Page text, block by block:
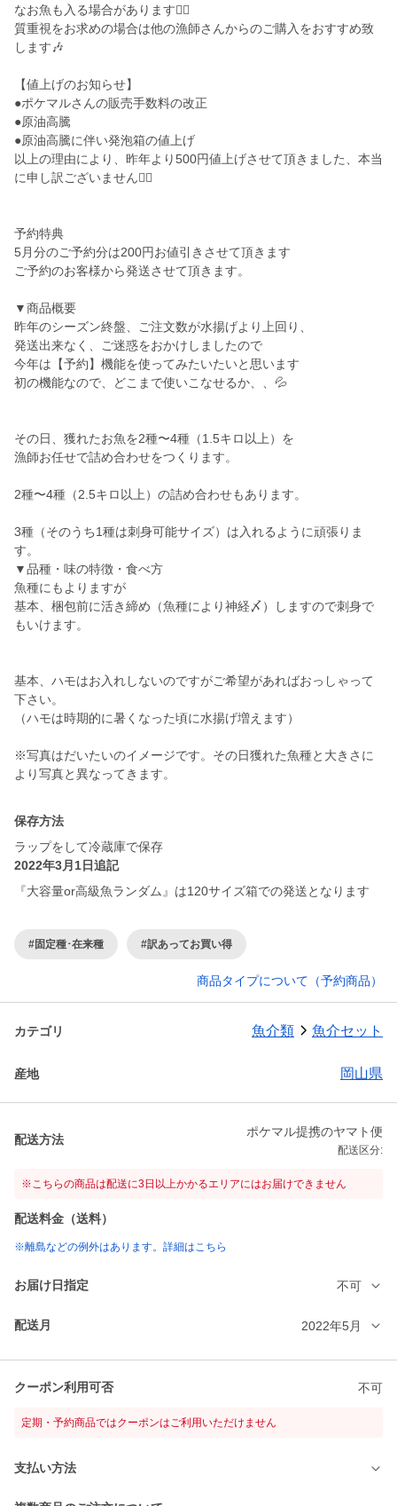
なお魚も入る場合があります🙇‍♂️
質重視をお求めの場合は他の漁師さんからのご購入をおすすめ致
します🎶
【値上げのお知らせ】
●ポケマルさんの販売手数料の改正
●原油高騰
●原油高騰に伴い発泡箱の値上げ
以上の理由により、昨年より500円値上げさせて頂きました、本当
に申し訳ございません🙇‍♂️
予約特典
5月分のご予約分は200円お値引きさせて頂きます
ご予約のお客様から発送させて頂きます。
▼商品概要
昨年のシーズン終盤、ご注文数が水揚げより上回り、
発送出来なく、ご迷惑をおかけしましたので
今年は【予約】機能を使ってみたいたいと思います
初の機能なので、どこまで使いこなせるか、、💦
その日、獲れたお魚を2種〜4種（1.5キロ以上）を
漁師お任せで詰め合わせをつくります。
2種〜4種（2.5キロ以上）の詰め合わせもあります。
3種（そのうち1種は刺身可能サイズ）は入れるように頑張りま
す。
▼品種・味の特徴・食べ方
魚種にもよりますが
基本、梱包前に活き締め（魚種により神経〆）しますので刺身で
もいけます。
基本、ハモはお入れしないのですがご希望があればおっしゃって
下さい。
（ハモは時期的に暑くなった頃に水揚げ増えます）
※写真はだいたいのイメージです。その日獲れた魚種と大きさに
より写真と異なってきます。
保存方法
ラップをして冷蔵庫で保存
2022年3月1日追記
『大容量or高級魚ランダム』は120サイズ箱での発送となります
#固定種･在来種 #訳あってお買い得
商品タイプについて（予約商品）
カテゴリ 魚介類 魚介セット
産地 岡山県
配送方法
ポケマル提携のヤマト便
配送区分:
※こちらの商品は配送に3日以上かかるエリアにはお届けできません
配送料金（送料）
※離島などの例外はあります。詳細はこちら
お届け日指定 不可
配送月 2022年5月
クーポン利用可否 不可
定期・予約商品ではクーポンはご利用いただけません
支払い方法